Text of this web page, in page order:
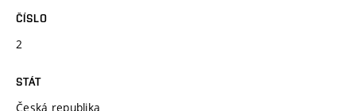
ČÍSLO
2
STÁT
Česká republika